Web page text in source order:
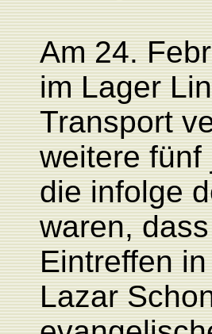
Am 24.
im Lager
Transport
weitere fünf
die infolge
waren,
Eintreffen
Lazar